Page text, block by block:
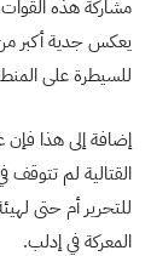
مشاركة هذه
يعكس جدية أكبر
للسيطرة على
إضافة إلى هذا فإن
القتالية لم
للتحرير أم حتى
المعركة في إدلب.